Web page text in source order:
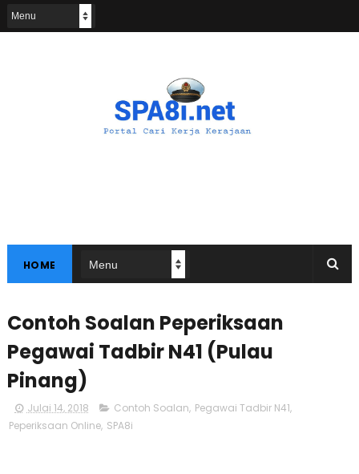
HOME
Contoh Soalan Peperiksaan
Pegawai Tadbir N41 (Pulau
Pinang)
Julai 14, 2018 Contoh Soalan, Pegawai Tadbir N41,
Peperiksaan Online, SPA8i